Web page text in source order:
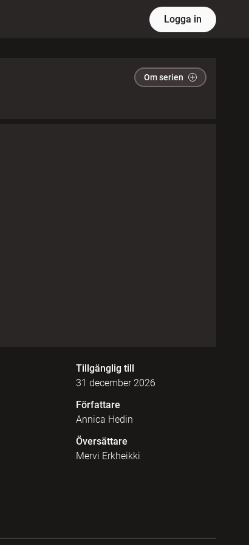
Logga in
Om serien
Tillgänglig till
31 december 2026
Författare
Annica Hedin
Översättare
Mervi Erkheikki